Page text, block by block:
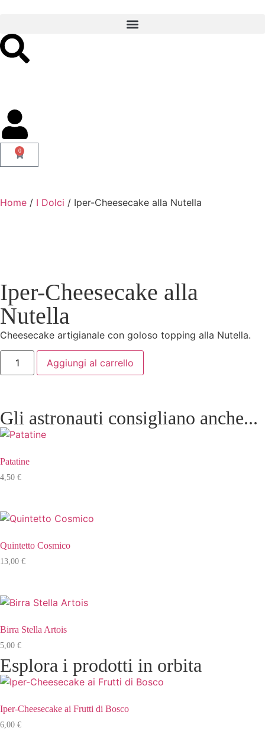
0
Home / I Dolci / Iper-Cheesecake alla Nutella
Iper-Cheesecake alla
Nutella
Cheesecake artigianale con goloso topping alla Nutella.
Aggiungi al carrello
Gli astronauti consigliano anche...
Patatine
4,50 €
Quintetto Cosmico
13,00 €
Birra Stella Artois
5,00 €
Esplora i prodotti in orbita
Iper-Cheesecake ai Frutti di Bosco
6,00 €